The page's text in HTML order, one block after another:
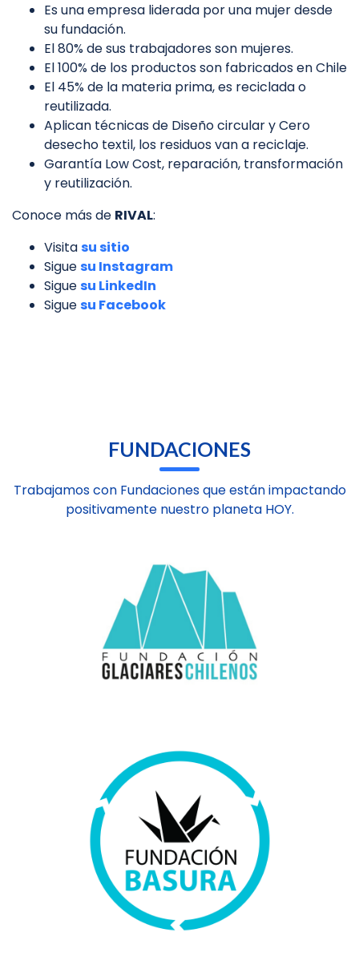
Es una empresa liderada por una mujer desde
su fundación.
El 80% de sus trabajadores son mujeres.
El 100% de los productos son fabricados en Chile
El 45% de la materia prima, es reciclada o
reutilizada.
Aplican técnicas de Diseño circular y Cero
desecho textil, los residuos van a reciclaje.
Garantía Low Cost, reparación, transformación
y reutilización.
Conoce más de RIVAL:
Visitasu sitio
Siguesu Instagram
Siguesu LinkedIn
Siguesu Facebook
FUNDACIONES
Trabajamos con Fundaciones que están impactando
positivamente nuestro planeta HOY.